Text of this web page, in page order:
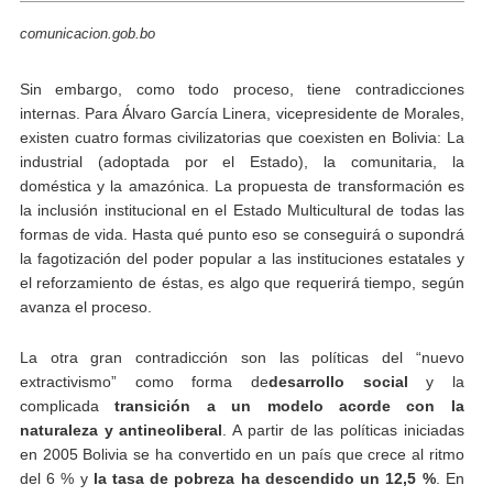
comunicacion.gob.bo
Sin embargo, como todo proceso, tiene contradicciones
internas. Para Álvaro García Linera, vicepresidente de Morales,
existen cuatro formas civilizatorias que coexisten en Bolivia: La
industrial (adoptada por el Estado), la comunitaria, la
doméstica y la amazónica. La propuesta de transformación es
la inclusión institucional en el Estado Multicultural de todas las
formas de vida. Hasta qué punto eso se conseguirá o supondrá
la fagotización del poder popular a las instituciones estatales y
el reforzamiento de éstas, es algo que requerirá tiempo, según
avanza el proceso.
La otra gran contradicción son las políticas del “nuevo
extractivismo” como forma dedesarrollo social y la
complicadatransición a un modelo acorde con la
naturaleza y antineoliberal . A partir de las políticas iniciadas
en 2005 Bolivia se ha convertido en un país que crece al ritmo
del 6 % y la tasa de pobreza ha descendido un 12,5 %. En